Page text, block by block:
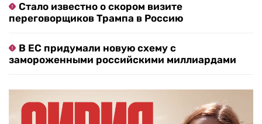
Стало известно о скором визите
переговорщиков Трампа в Россию
В ЕС придумали новую схему с
замороженными российскими миллиардами